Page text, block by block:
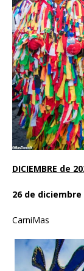
DICIEMBRE de
26 de diciembre
CarniMas